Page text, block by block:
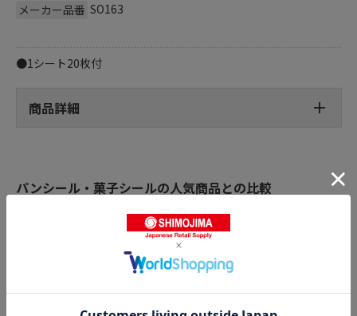
メーカー品番 SO163
●1シート20枚付
商品詳細
パンシール・菓子シールの人気商品との比較